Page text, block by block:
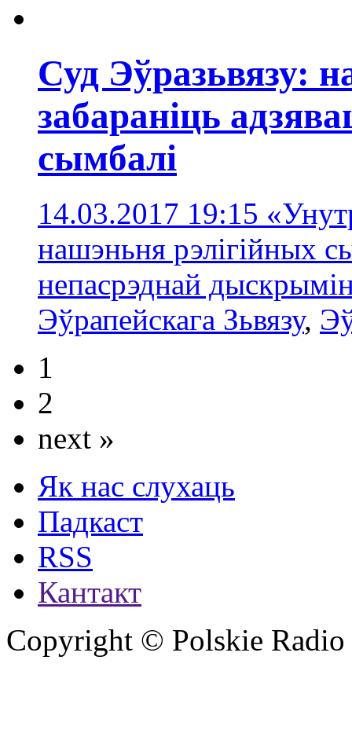
Суд Эўразьвязу:
забараніць
сымбалі
14.03.2017 19:15
нашэньня рэлігійных
непасрэднай
Эўрапейскага Зьвязу,
1
2
next »
Як нас слухаць
Падкаст
RSS
Кантакт
Copyright © Polskie